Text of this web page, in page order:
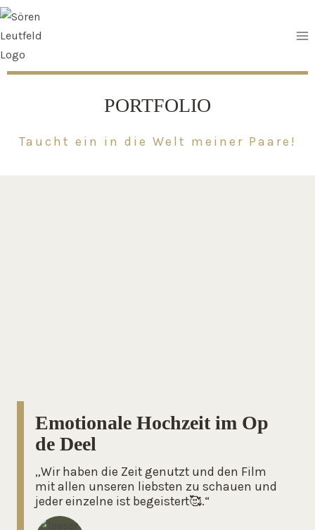
Zum
PORTFOLIO
Taucht ein in die Welt meiner Paare!
Emotionale Hochzeit im Op
de Deel
„Wir haben die Zeit genutzt und den Film
mit allen unseren liebsten zu schauen und
jeder einzelne ist begeistert🥰.“